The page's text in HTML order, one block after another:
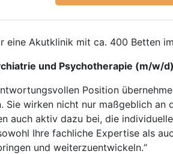
eine Akutklinik mit ca. 400 Betten
und Psychotherapie (m/w/
Position
Sie wirken nicht nur maßgeblich
auch aktiv dazu bei, die
Ihre fachliche Expertise als
und weiterzuentwickeln.“